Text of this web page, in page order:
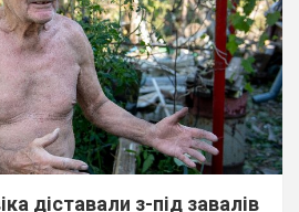
діставали з-під завалів